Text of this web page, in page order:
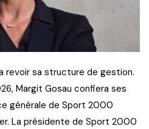
revoir sa structure de gestion.
Margit Gosau confiera ses
générale de Sport 2000
La présidente de Sport 2000